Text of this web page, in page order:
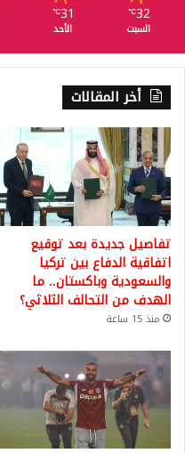
32
℃
السبت
31
℃
الأحد
أخر المقالات
تفاصيل جديدة بعد توقيع
اتفاقية الدفاع بين تركيا
والسعودية وباكستان.. ما
الهدف من التحالف الثلاثي؟
منذ 15 ساعة